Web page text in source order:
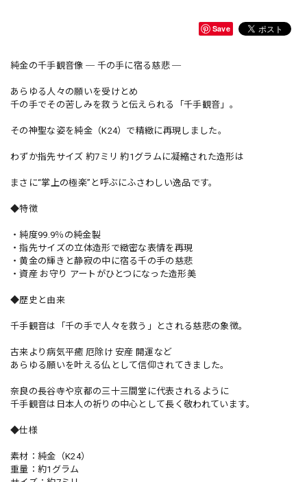
Save
純金の千手観音像 ─ 千の手に宿る慈悲 ─
あらゆる人々の願いを受けとめ
千の手でその苦しみを救うと伝えられる「千手観音」。
その神聖な姿を純金（K24）で精緻に再現しました。
わずか指先サイズ 約7ミリ 約1グラムに凝縮された造形は
まさに“掌上の極楽”と呼ぶにふさわしい逸品です。
◆特徴
・純度99.9％の純金製
・指先サイズの立体造形で緻密な表情を再現
・黄金の輝きと静寂の中に宿る千の手の慈悲
・資産 お守り アートがひとつになった造形美
◆歴史と由来
千手観音は「千の手で人々を救う」とされる慈悲の象徴。
古来より病気平癒 厄除け 安産 開運など
あらゆる願いを叶える仏として信仰されてきました。
奈良の長谷寺や京都の三十三間堂に代表されるように
千手観音は日本人の祈りの中心として長く敬われています。
◆仕様
素材：純金（K24）
重量：約1グラム